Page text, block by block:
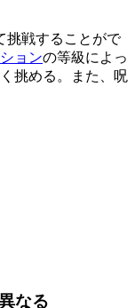
挑戦することがで
ョンの等級によっ
挑める。また、呪
なる